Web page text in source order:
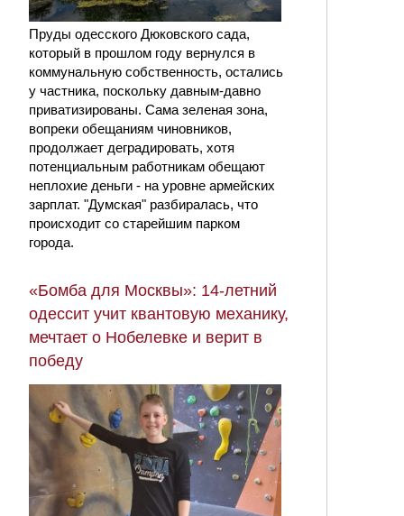
Пруды одесского Дюковского сада,
который в прошлом году вернулся в
коммунальную собственность, остались
у частника, поскольку давным-давно
приватизированы. Сама зеленая зона,
вопреки обещаниям чиновников,
продолжает деградировать, хотя
потенциальным работникам обещают
неплохие деньги - на уровне армейских
зарплат. "Думская" разбиралась, что
происходит со старейшим парком
города.
«Бомба для Москвы»: 14-летний
одессит учит квантовую механику,
мечтает о Нобелевке и верит в
победу